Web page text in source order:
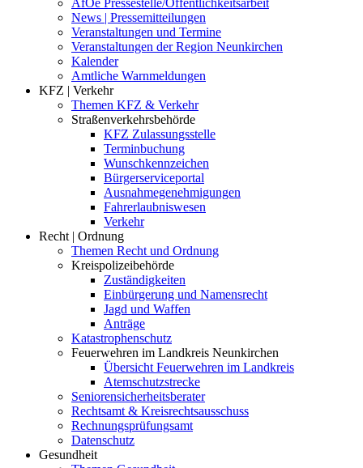
News | Pressemitteilungen
Veranstaltungen und Termine
Veranstaltungen der Region Neunkirchen
Kalender
Amtliche Warnmeldungen
KFZ | Verkehr
Themen KFZ & Verkehr
Straßenverkehrsbehörde
KFZ Zulassungsstelle
Terminbuchung
Wunschkennzeichen
Bürgerserviceportal
Ausnahmegenehmigungen
Fahrerlaubniswesen
Verkehr
Recht | Ordnung
Themen Recht und Ordnung
Kreispolizeibehörde
Zuständigkeiten
Einbürgerung und Namensrecht
Jagd und Waffen
Anträge
Katastrophenschutz
Feuerwehren im Landkreis Neunkirchen
Übersicht Feuerwehren im Landkreis
Atemschutzstrecke
Seniorensicherheitsberater
Rechtsamt & Kreisrechtsausschuss
Rechnungsprüfungsamt
Datenschutz
Gesundheit